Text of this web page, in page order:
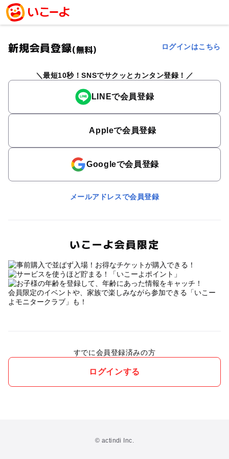
新規会員登録(無料) ログインはこちら
最短10秒！SNSでサクッとカンタン登録！
LINEで会員登録
Appleで会員登録
Googleで会員登録
メールアドレスで会員登録
いこーよ会員限定
会員限定のイベントや、家族で楽しみながら参加できる「いこー
よモニタークラブ」も！
すでに会員登録済みの方
ログインする
© actindi Inc.